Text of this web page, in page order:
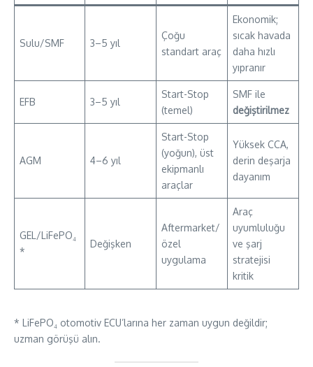
Sulu/SMF 3–5 yıl
Çoğu
standart araç
Ekonomik;
sıcak havada
daha hızlı
yıpranır
EFB 3–5 yıl
Start-Stop
(temel)
SMF ile
değiştirilmez
AGM 4–6 yıl
Start-Stop
(yoğun), üst
ekipmanlı
araçlar
Yüksek CCA,
derin deşarja
dayanım
GEL/LiFePO₄
*
Değişken
Aftermarket/
özel
uygulama
Araç
uyumluluğu
ve şarj
stratejisi
kritik
* LiFePO₄ otomotiv ECU’larına her zaman uygun değildir;
uzman görüşü alın.